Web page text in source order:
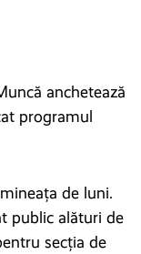
anchetează
programul
de luni.
public alături de
secția de